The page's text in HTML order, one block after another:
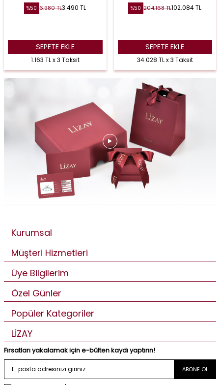
%50 6.980TL3.490 TL
SEPETE EKLE
1.163 TL x 3 Taksit
%50 204.168TL102.084TL
SEPETE EKLE
34.028 TL x 3 Taksit
Kurumsal
Müşteri Hizmetleri
Üye Bilgilerim
Özel Günler
Popüler Kategoriler
LİZAY
Fırsatları yakalamak için e-bülten kaydı yaptırın!
ABONE OL